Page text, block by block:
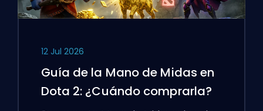
12 Jul 2026
Guía de la Mano de Midas en
Dota 2: ¿Cuándo comprarla?